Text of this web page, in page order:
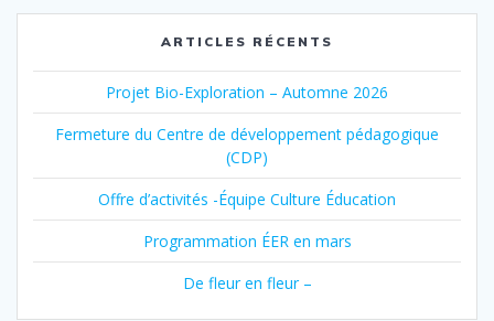
ARTICLES RÉCENTS
Projet Bio-Exploration – Automne 2026
Fermeture du Centre de développement pédagogique
(CDP)
Offre d’activités -Équipe Culture Éducation
Programmation ÉER en mars
De fleur en fleur –